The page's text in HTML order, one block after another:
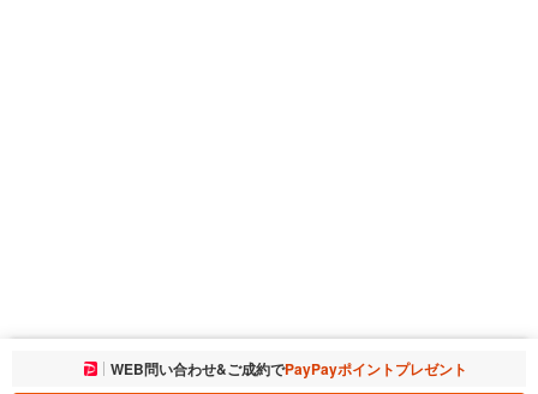
お気に入りに追加しました。 一覧を開く
WEB問い合わせ&ご成約でPayPayポイントプレゼント